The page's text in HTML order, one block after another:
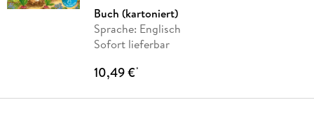
Buch (kartoniert)
Sprache: Englisch
Sofort lieferbar
10,49 €*